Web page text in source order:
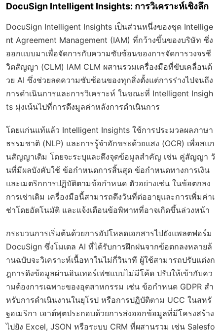
DocuSign Intelligent Insights: การวิเคราะห์เชิงลึก
DocuSign Intelligent Insights เป็นส่วนหนึ่งของชุด Intellige
nt Agreement Management (IAM) ที่กว้างขึ้นของบริษัท ซึ่ง
ออกแบบมาเพื่อจัดการกับความซับซ้อนของการจัดการวงจรชี
วิตสัญญา (CLM) IAM CLM ผสานรวมเครื่องมือที่ขับเคลื่อนด้
วย AI ซึ่งช่วยลดความซับซ้อนของทุกสิ่งตั้งแต่การร่างไปจนถึง
การดำเนินการและการวิเคราะห์ ในขณะที่ Intelligent Insigh
ts มุ่งเน้นไปที่การดึงมูลค่าหลังการดำเนินการ
โดยแก่นแท้แล้ว Intelligent Insights ใช้การประมวลผลภาษา
ธรรมชาติ (NLP) และการรู้จำอักขระด้วยแสง (OCR) เพื่อสแก
นสัญญาเดิม โดยจะระบุและดึงจุดข้อมูลสำคัญ เช่น คู่สัญญา วั
นที่มีผลบังคับใช้ ข้อกำหนดการสิ้นสุด ข้อกำหนดทางการเงิน
และเมตริกการปฏิบัติตามข้อกำหนด ตัวอย่างเช่น ในข้อตกลง
การเช่าเดิม เครื่องมือนี้สามารถดึงวันที่ต่ออายุและการเพิ่มค่าเ
ช่าโดยอัตโนมัติ และแจ้งเตือนข้อพิพาทที่อาจเกิดขึ้นล่วงหน้า
กระบวนการเริ่มต้นด้วยการอัปโหลดเอกสารไปยังแพลตฟอร์ม
DocuSign ซึ่งโมเดล AI ที่ได้รับการฝึกฝนจากข้อตกลงหลายล้
านฉบับจะวิเคราะห์เนื้อหาในไม่กี่วินาที ผู้ใช้สามารถปรับแต่งก
ฎการดึงข้อมูลผ่านอินเทอร์เฟซแบบไม่มีโค้ด ปรับให้เข้ากับคว
ามต้องการเฉพาะของอุตสาหกรรม เช่น ข้อกำหนด GDPR สำ
หรับการดำเนินงานในยุโรป หรือการปฏิบัติตาม UCC ในสหรั
ฐอเมริกา เอาต์พุตประกอบด้วยการส่งออกข้อมูลที่มีโครงสร้าง
ไปยัง Excel, JSON หรือระบบ CRM ที่ผสานรวม เช่น Salesfo